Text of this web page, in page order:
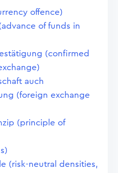
offence)
of funds in
(confirmed
auch
(foreign exchange
(principle of
(risk-neutral densities,